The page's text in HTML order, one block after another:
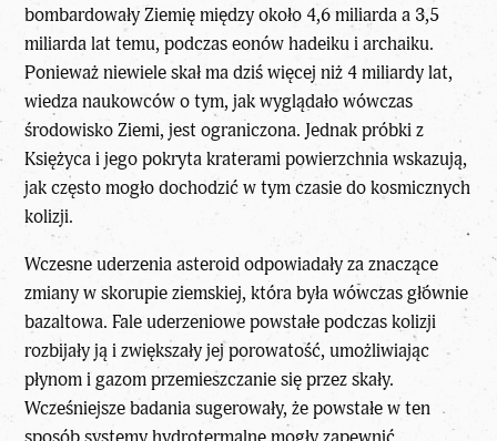
bombardowały Ziemię między około 4,6 miliarda a 3,5
miliarda lat temu, podczas eonów hadeiku i archaiku.
Ponieważ niewiele skał ma dziś więcej niż 4 miliardy lat,
wiedza naukowców o tym, jak wyglądało wówczas
środowisko Ziemi, jest ograniczona. Jednak próbki z
Księżyca i jego pokryta kraterami powierzchnia wskazują,
jak często mogło dochodzić w tym czasie do kosmicznych
kolizji.
Wczesne uderzenia asteroid odpowiadały za znaczące
zmiany w skorupie ziemskiej, która była wówczas głównie
bazaltowa. Fale uderzeniowe powstałe podczas kolizji
rozbijały ją i zwiększały jej porowatość, umożliwiając
płynom i gazom przemieszczanie się przez skały.
Wcześniejsze badania sugerowały, że powstałe w ten